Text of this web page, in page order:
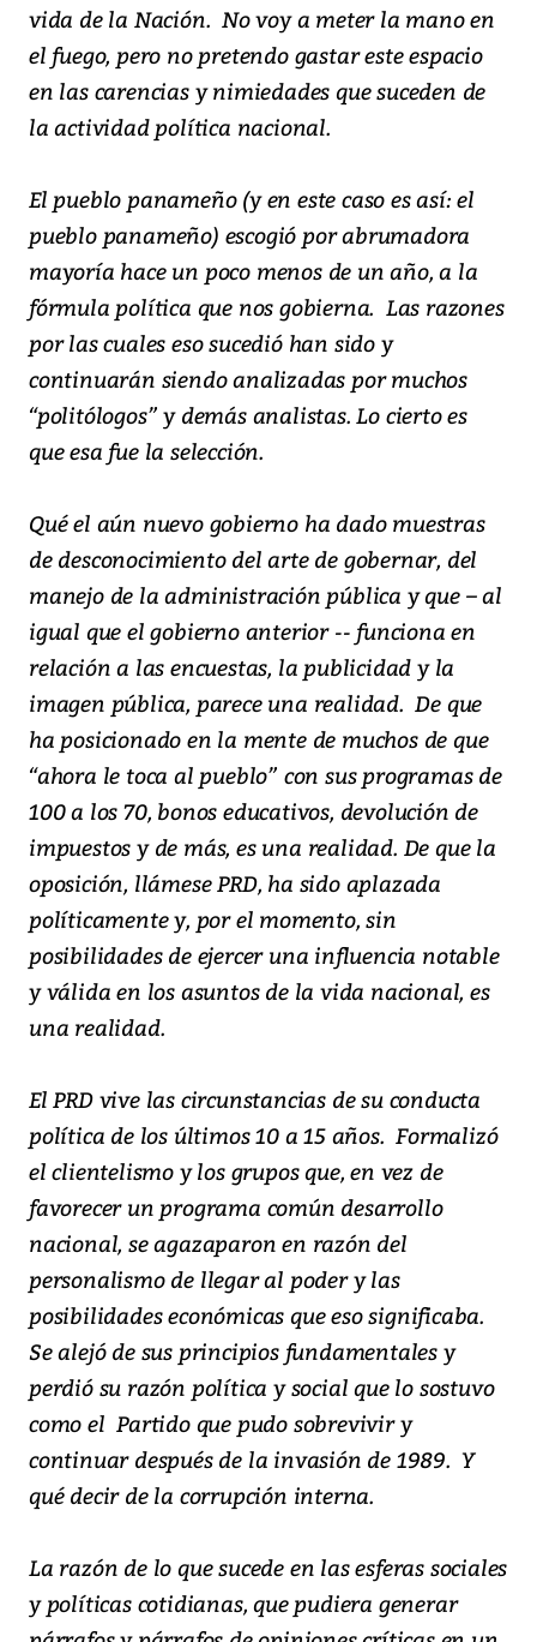
vida de la Nación. No voy a meter la mano en
el fuego, pero no pretendo gastar este espacio
en las carencias y nimiedades que suceden de
la actividad política nacional.
El pueblo panameño (y en este caso es así: el
pueblo panameño) escogió por abrumadora
mayoría hace un poco menos de un año, a la
fórmula política que nos gobierna. Las razones
por las cuales eso sucedió han sido y
continuarán siendo analizadas por muchos
“politólogos” y demás analistas. Lo cierto es
que esa fue la selección.
Qué el aún nuevo gobierno ha dado muestras
de desconocimiento del arte de gobernar, del
manejo de la administración pública y que – al
igual que el gobierno anterior -- funciona en
relación a las encuestas, la publicidad y la
imagen pública, parece una realidad. De que
ha posicionado en la mente de muchos de que
“ahora le toca al pueblo” con sus programas de
100 a los 70, bonos educativos, devolución de
impuestos y de más, es una realidad. De que la
oposición, llámese PRD, ha sido aplazada
políticamente y, por el momento, sin
posibilidades de ejercer una influencia notable
y válida en los asuntos de la vida nacional, es
una realidad.
El PRD vive las circunstancias de su conducta
política de los últimos 10 a 15 años. Formalizó
el clientelismo y los grupos que, en vez de
favorecer un programa común desarrollo
nacional, se agazaparon en razón del
personalismo de llegar al poder y las
posibilidades económicas que eso significaba.
Se alejó de sus principios fundamentales y
perdió su razón política y social que lo sostuvo
como el Partido que pudo sobrevivir y
continuar después de la invasión de 1989. Y
qué decir de la corrupción interna.
La razón de lo que sucede en las esferas sociales
y políticas cotidianas, que pudiera generar